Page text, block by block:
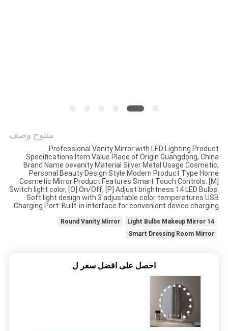
طلب
اقتباس
SITEMAP
الخصوصية
منتوج وصف
Professional Vanity Mirror with LED Lighting Product
Specifications Item Value Place of Origin Guangdong, China
Brand Name oevanity Material Silver Metal Usage Cosmetic,
Personal Beauty Design Style Modern Product Type Home
Cosmetic Mirror Product Features Smart Touch Controls: [M]
Switch light color, [O] On/Off, [P] Adjust brightness 14 LED Bulbs:
Soft light design with 3 adjustable color temperatures USB
Charging Port: Built-in interface for convenient device charging
14 Light Bulbs Makeup Mirror
Round Vanity Mirror
Smart Dressing Room Mirror
احصل على افضل سعر ل